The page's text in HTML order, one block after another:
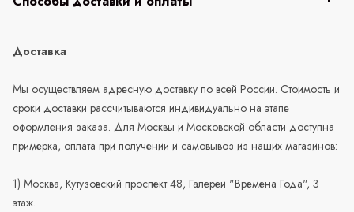
Доставка
Мы осуществляем адресную доставку по всей России. Стоимость и
сроки доставки рассчитываются индивидуально на этапе
оформления заказа. Для Москвы и Московской области доступна
примерка, оплата при получении и самовывоз из наших магазинов:
1) Москва, Кутузовский проспект 48, Галереи "Времена Года", 3
этаж.